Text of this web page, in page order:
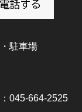
駐車場
045-664-2525